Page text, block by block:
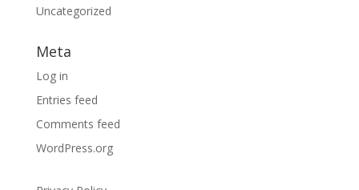
Uncategorized
Meta
Log in
Entries feed
Comments feed
WordPress.org